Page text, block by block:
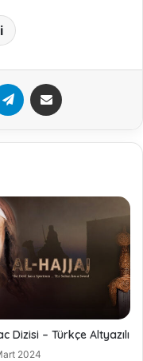
Dizisi – Türkçe Altyazılı
2024